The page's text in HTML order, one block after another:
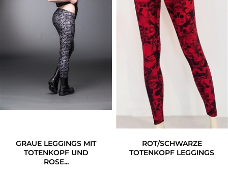
GRAUE LEGGINGS MIT
TOTENKOPF UND
ROSE...
ROT/SCHWARZE
TOTENKOPF LEGGINGS